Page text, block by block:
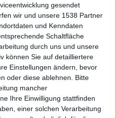
gesendet
wir und unsere 1538 Partner
und Kenndaten
Schaltfläche
durch uns und unsere
können Sie auf detailliertere
Einstellungen ändern, bevor
oder diese ablehnen.
Bitte
mancher
Ihre Einwilligung stattfinden
einer solchen Verarbeitung